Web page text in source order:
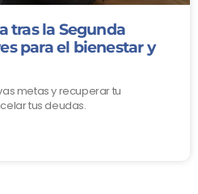
tras la Segunda
para el bienestar y
metas y recuperar tu
tus deudas.